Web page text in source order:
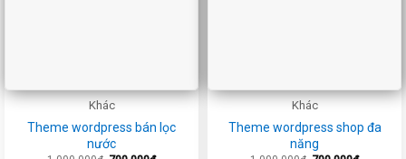
Khác
Theme wordpress bán lọc
nước
Khác
Theme wordpress shop đa
năng